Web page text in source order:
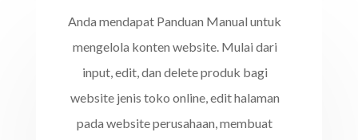
Anda mendapat Panduan Manual untuk
mengelola konten website. Mulai dari
input, edit, dan delete produk bagi
website jenis toko online, edit halaman
pada website perusahaan, membuat